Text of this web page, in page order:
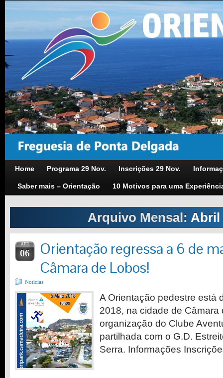
Home Programa 29 Nov. Inscrições 29 Nov.
Saber mais – Orientação 10 Motivos para uma
Arquivo Mensal: Abril
ABR
06
Orientação regressa a 6 de
Câmara de Lobos!
Notícias
A Orientação pedestre está
2018, na cidade de Câmara
organização do Clube
partilhada com o G.D.
Serra. Informações